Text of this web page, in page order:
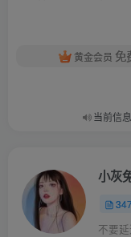
黄金会员 免
当前信
小灰
不要